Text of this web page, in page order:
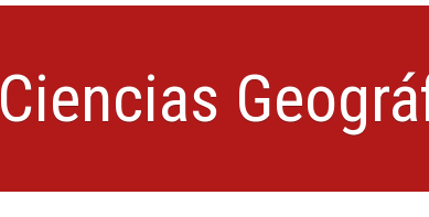
Ciencias